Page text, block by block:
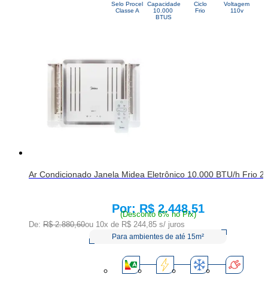
Selo Procel
Classe A
Capacidade
10.000
BTUS
Ciclo
Frio
Voltagem
110v
Ar Condicionado Janela Midea Eletrônico 10.000 BTU/h Frio
Price:
R$ 2.448,51
(Desconto 6% no Pix)
De: R$ 2.880,60ou 10x de R$ 244,85 s/ juros
Para ambientes de até 15m²